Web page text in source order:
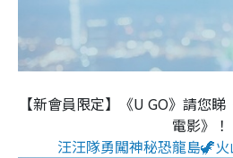
【新會員限定】《U GO》請您
電影》！
汪汪隊勇闖神秘恐龍島🦖